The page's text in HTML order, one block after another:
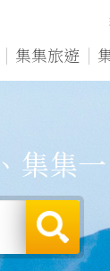
集集旅遊
集集